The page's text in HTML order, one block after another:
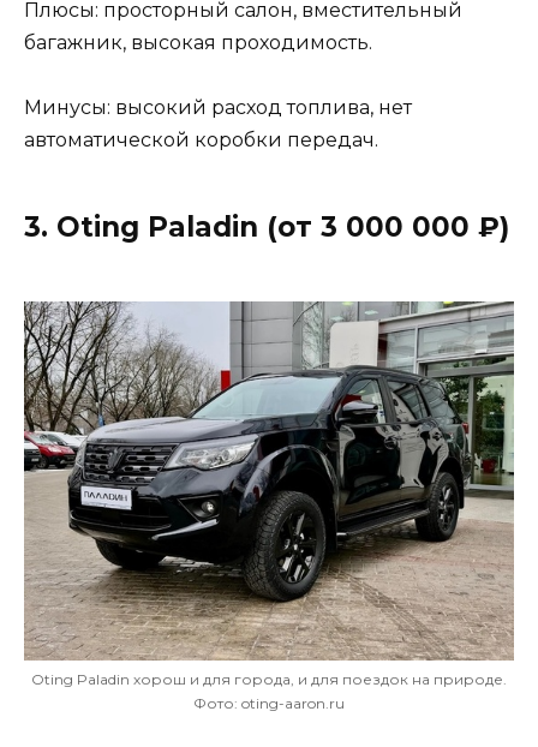
Плюсы: просторный салон, вместительный
багажник, высокая проходимость.
Минусы: высокий расход топлива, нет
автоматической коробки передач.
3. Oting Paladin (от 3 000 000 ₽)
Oting Paladin хорош и для города, и для поездок на природе.
Фото: oting-aaron.ru